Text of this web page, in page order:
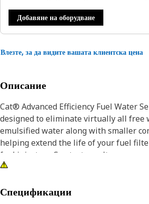
Добавяне на оборудване
Влезте, за да видите вашата клиентска цена
Описание
Cat® Advanced Efficiency Fuel Water
designed to eliminate virtually all free
emulsified water along with smaller
helping extend the life of your fuel
fuel injectors. See test results.
burn, which is why it's critical to
Спецификации